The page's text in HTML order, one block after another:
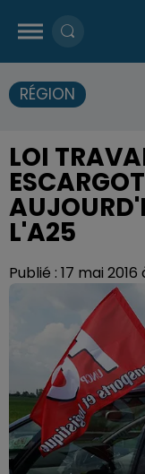
RÉGION
LOI
L'A25
Publié : 17 mai